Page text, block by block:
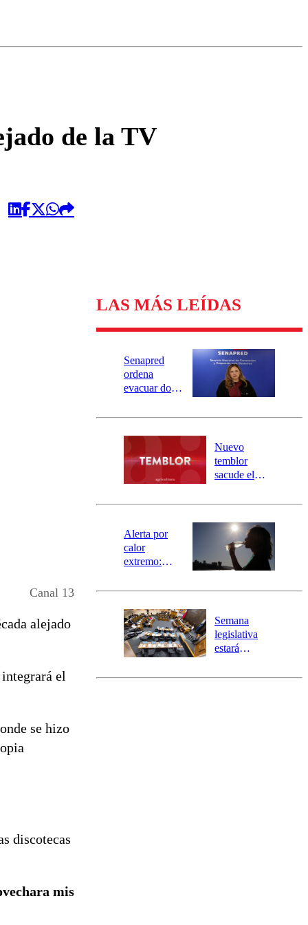
de la TV
Canal 13
alejado
el
se hizo
discotecas
mis
LAS MÁS LEÍDAS
Senapred
ordena
evacuar dos
Carahue por
río Damas:
activa
mensajería
SAE
Nuevo
temblor
sacude el
revisa la
epicentro
Alerta por
calor
extremo:
activa Alerta
Preventiva en
tres comunas
Semana
legislativa
estará
el fin de la